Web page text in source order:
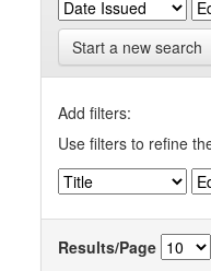
Start a new search
Add filters:
Use filters to refine
Results/Page